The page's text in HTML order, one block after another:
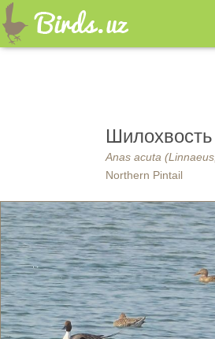
Шилохвость
Anas acuta
Northern Pintail